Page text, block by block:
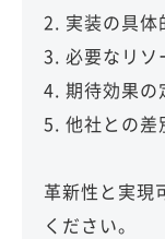
2. 実装の具体
3. 必要なリソ
4. 期待効果の
5. 他社との差
革新性と実現
ください。